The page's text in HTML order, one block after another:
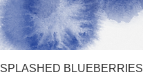
SPLASHED BLUEBERRIES